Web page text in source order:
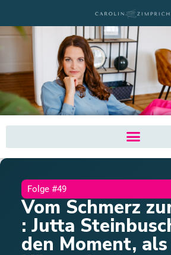
Folge #49
Vom Schmerz
: Jutta
den Moment,